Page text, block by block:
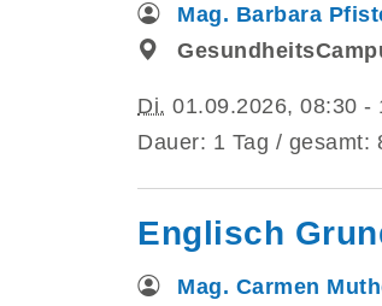
Mag. Barbara
Di. 01.09.2026, 08:30 -
Dauer: 1 Tag / gesamt:
Englisch
Mag. Carmen